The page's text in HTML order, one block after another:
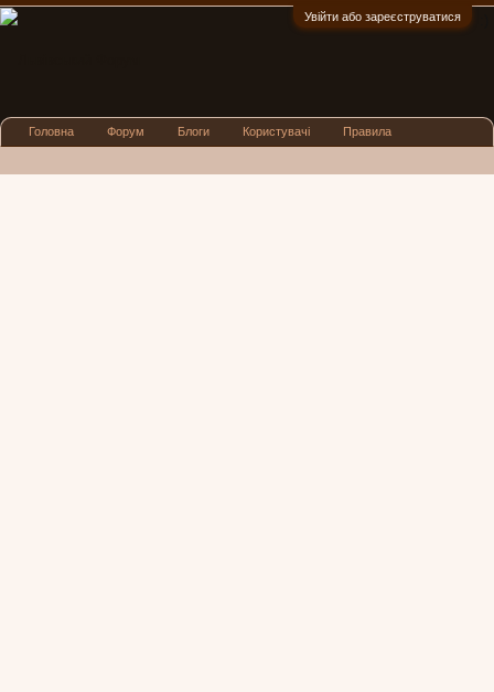
Увійти або зареєструватися
Головна Форум Блоги Користувачі Правила